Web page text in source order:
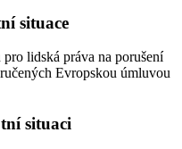
situace
lidská práva na porušení
Evropskou úmluvou
situaci